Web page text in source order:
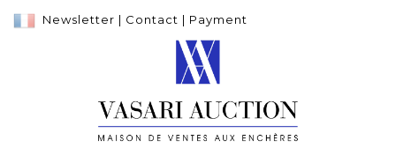
Newsletter | Contact | Payment